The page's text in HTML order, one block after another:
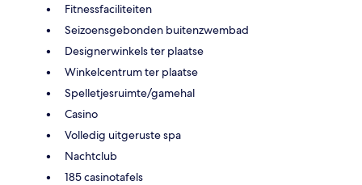
Fitnessfaciliteiten
Seizoensgebonden buitenzwembad
Designerwinkels ter plaatse
Winkelcentrum ter plaatse
Spelletjesruimte/gamehal
Casino
Volledig uitgeruste spa
Nachtclub
185 casinotafels